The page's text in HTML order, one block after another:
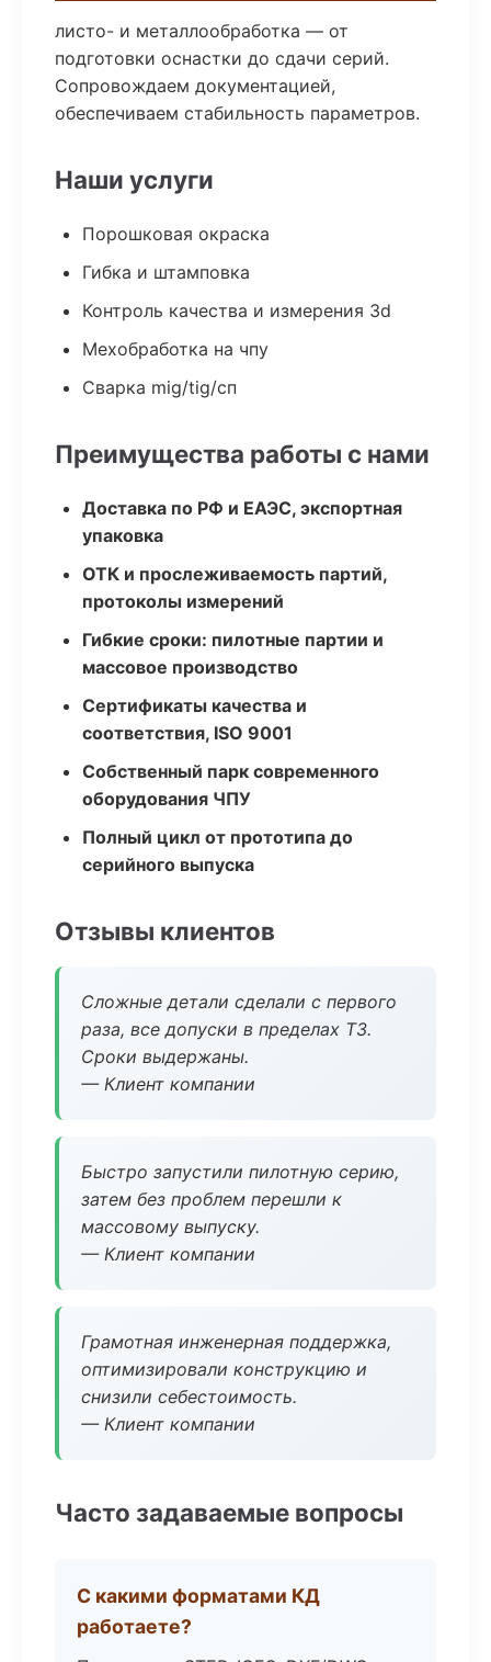
листо- и металлообработка — от
подготовки оснастки до сдачи серий.
Сопровождаем документацией,
обеспечиваем стабильность параметров.
Наши услуги
Порошковая окраска
Гибка и штамповка
Контроль качества и измерения 3d
Мехобработка на чпу
Сварка mig/tig/сп
Преимущества работы с нами
Доставка по РФ и ЕАЭС, экспортная
упаковка
ОТК и прослеживаемость партий,
протоколы измерений
Гибкие сроки: пилотные партии и
массовое производство
Сертификаты качества и
соответствия, ISO 9001
Собственный парк современного
оборудования ЧПУ
Полный цикл от прототипа до
серийного выпуска
Отзывы клиентов
Сложные детали сделали с первого
раза, все допуски в пределах ТЗ.
Сроки выдержаны.
— Клиент компании
Быстро запустили пилотную серию,
затем без проблем перешли к
массовому выпуску.
— Клиент компании
Грамотная инженерная поддержка,
оптимизировали конструкцию и
снизили себестоимость.
— Клиент компании
Часто задаваемые вопросы
С какими форматами КД
работаете?